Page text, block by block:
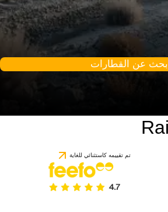
ابحث عن القطارات
تم تقييمه كاستثنائي للغاية